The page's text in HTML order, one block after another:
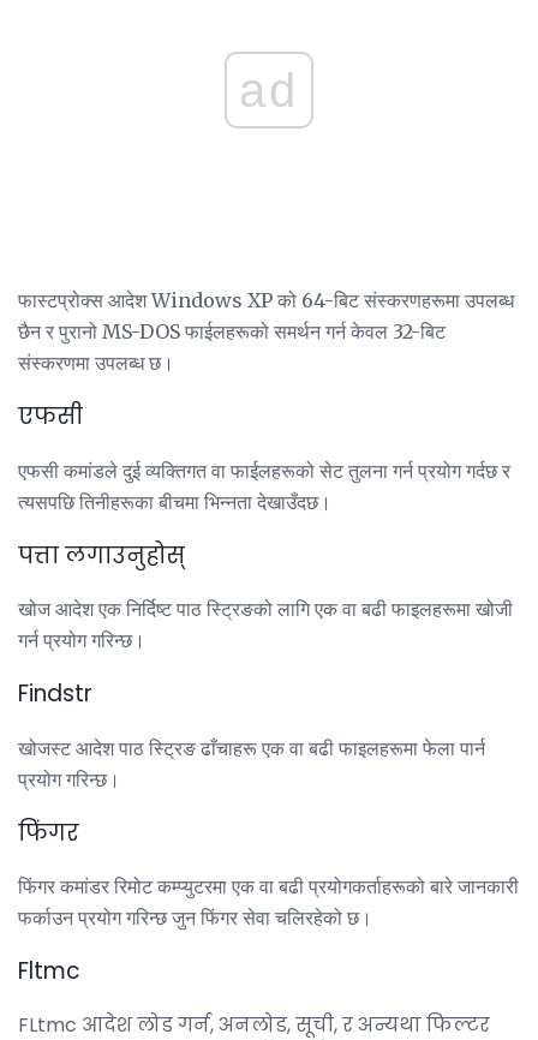
ad
फास्टप्रोक्स आदेश Windows XP को 64-बिट संस्करणहरूमा उपलब्ध
छैन र पुरानो MS-DOS फाईलहरूको समर्थन गर्न केवल 32-बिट
संस्करणमा उपलब्ध छ।
एफसी
एफसी कमांडले दुई व्यक्तिगत वा फाईलहरूको सेट तुलना गर्न प्रयोग गर्दछ र
त्यसपछि तिनीहरूका बीचमा भिन्नता देखाउँदछ।
पत्ता लगाउनुहोस्
खोज आदेश एक निर्दिष्ट पाठ स्ट्रिङको लागि एक वा बढी फाइलहरूमा खोजी
गर्न प्रयोग गरिन्छ।
Findstr
खोजस्ट आदेश पाठ स्ट्रिङ ढाँचाहरू एक वा बढी फाइलहरूमा फेला पार्न
प्रयोग गरिन्छ।
फिंगर
फिंगर कमांडर रिमोट कम्प्युटरमा एक वा बढी प्रयोगकर्ताहरूको बारे जानकारी
फर्काउन प्रयोग गरिन्छ जुन फिंगर सेवा चलिरहेको छ।
Fltmc
FLtmc आदेश लोड गर्न, अनलोड, सूची, र अन्यथा फिल्टर